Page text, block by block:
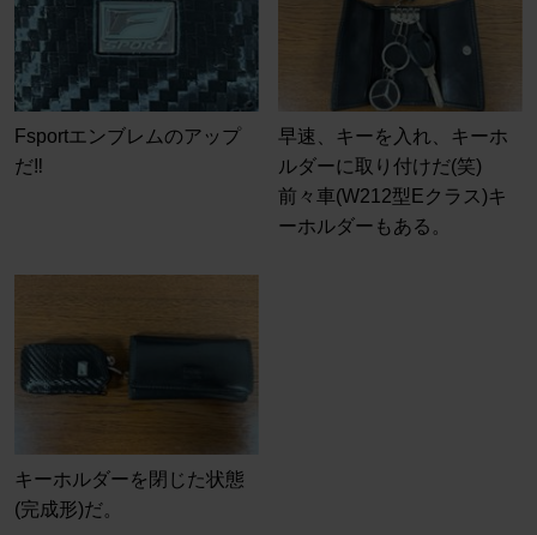
Fsportエンブレムのアップ
だ‼️
早速、キーを入れ、キーホ
ルダーに取り付けだ(笑)
前々車(W212型Eクラス)キ
ーホルダーもある。
キーホルダーを閉じた状態
(完成形)だ。